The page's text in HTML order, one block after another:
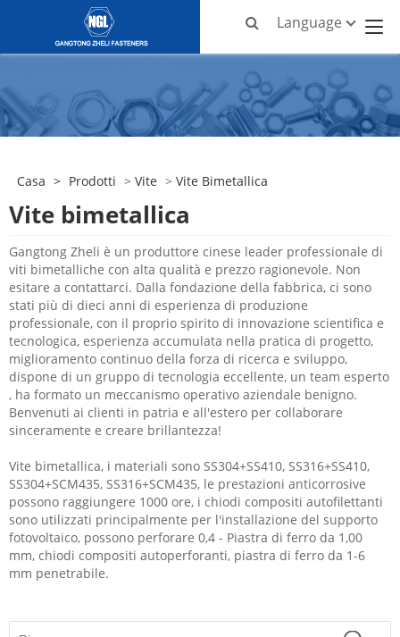
Language
Casa > Prodotti > Vite > Vite Bimetallica
Vite bimetallica
Gangtong Zheli è un produttore cinese leader professionale di
viti bimetalliche con alta qualità e prezzo ragionevole. Non
esitare a contattarci. Dalla fondazione della fabbrica, ci sono
stati più di dieci anni di esperienza di produzione
professionale, con il proprio spirito di innovazione scientifica e
tecnologica, esperienza accumulata nella pratica di progetto,
miglioramento continuo della forza di ricerca e sviluppo,
dispone di un gruppo di tecnologia eccellente, un team esperto
, ha formato un meccanismo operativo aziendale benigno.
Benvenuti ai clienti in patria e all'estero per collaborare
sinceramente e creare brillantezza!
Vite bimetallica, i materiali sono SS304+SS410, SS316+SS410,
SS304+SCM435, SS316+SCM435, le prestazioni anticorrosive
possono raggiungere 1000 ore, i chiodi compositi autofilettanti
sono utilizzati principalmente per l'installazione del supporto
fotovoltaico, possono perforare 0,4 - Piastra di ferro da 1,00
mm, chiodi compositi autoperforanti, piastra di ferro da 1-6
mm penetrabile.